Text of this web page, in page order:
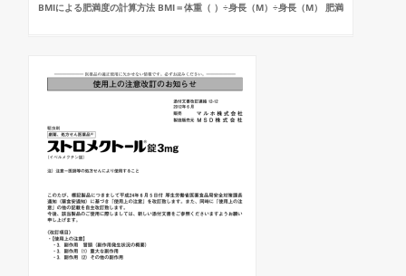
BMIによる肥満度の計算方法 BMI＝体重（ ）÷身長（M）÷身長（M） 肥満